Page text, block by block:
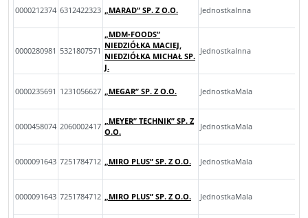
0000212374 6312422323 „MARAD” SP. Z O.O. JednostkaInna
0000280981 5321807571
„MDM-FOODS”
NIEDZIÓŁKA MACIEJ,
NIEDZIÓŁKA MICHAŁ SP.
J.
JednostkaInna
0000235691 1231056627 „MEGAR” SP. Z O.O. JednostkaMala
0000458074 2060002417
„MEYER” TECHNIK” SP. Z
O.O.
JednostkaMala
0000091643 7251784712 „MIRO PLUS” SP. Z O.O. JednostkaMala
0000091643 7251784712 „MIRO PLUS” SP. Z O.O. JednostkaMala